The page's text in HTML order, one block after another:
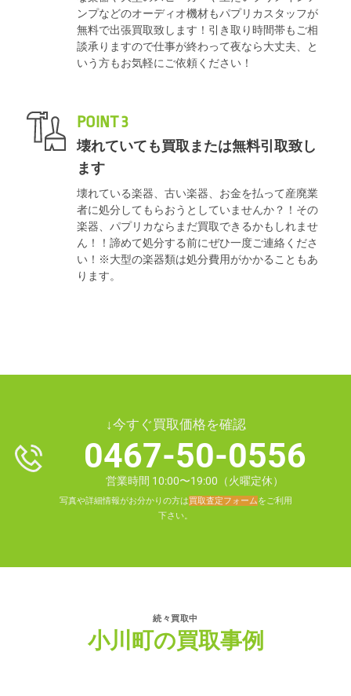
ンプなどのオーディオ機材もパプリカスタッフが
無料で出張買取致します！引き取り時間帯もご相
談承りますので仕事が終わって夜なら大丈夫、と
いう方もお気軽にご依頼ください！
POINT 3
壊れていても買取または無料引取致し
ます
壊れている楽器、古い楽器、お金を払って産廃業
者に処分してもらおうとしていませんか？！その
楽器、パプリカならまだ買取できるかもしれませ
ん！！諦めて処分する前にぜひ一度ご連絡くださ
い！※大型の楽器類は処分費用がかかることもあ
ります。
↓今すぐ買取価格を確認
0467-50-0556
営業時間 10:00〜19:00（火曜定休）
写真や詳細情報がお分かりの方は買取査定フォームをご利用
下さい。
続々買取中
小川町の買取事例